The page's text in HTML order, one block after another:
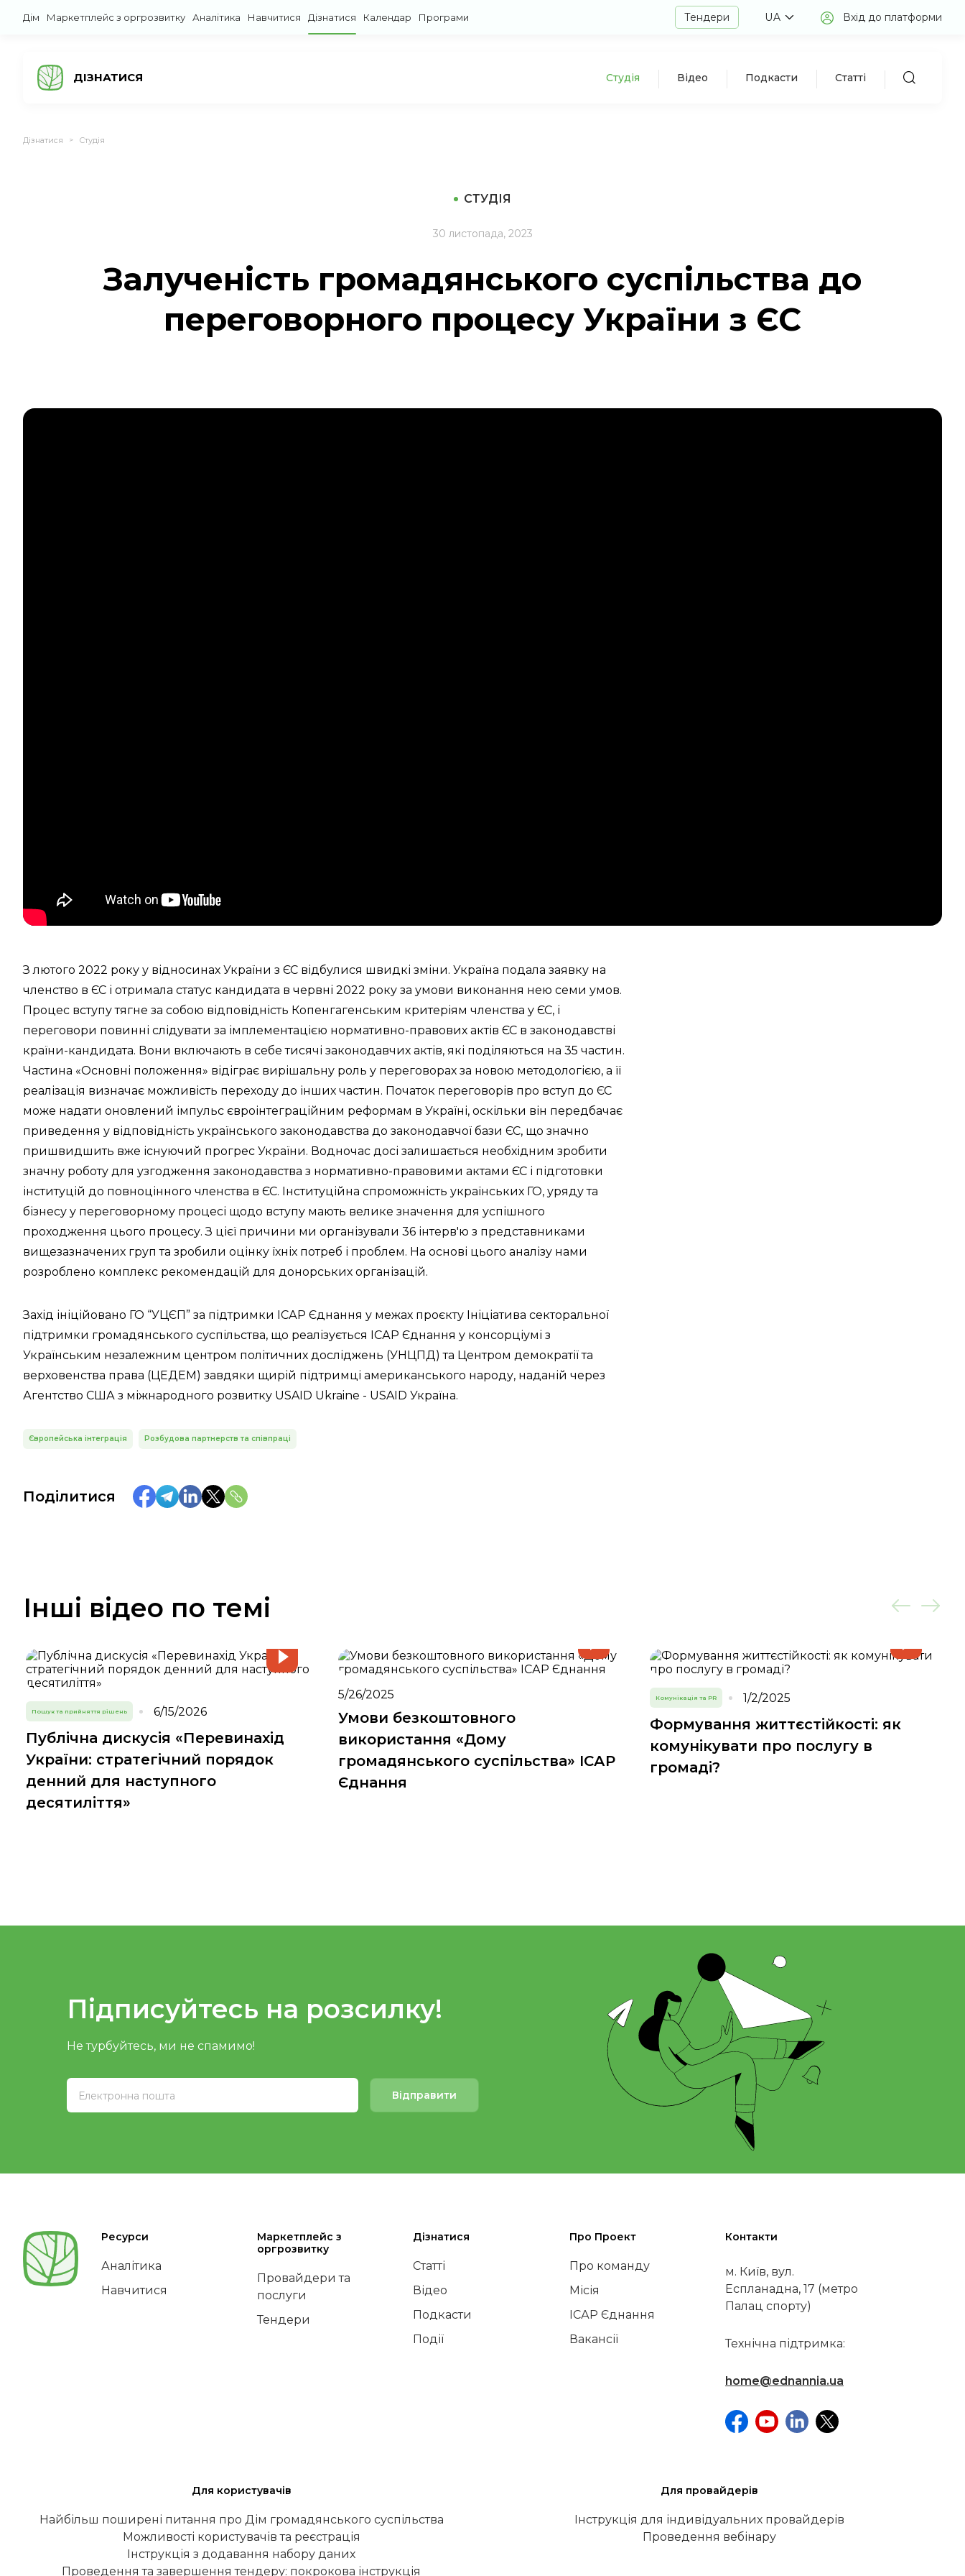
Дім Маркетплейс з оргрозвитку Аналітика Навчитися Дізнатися Календар Програми Тендери UA Вхід до платформи
ДІЗНАТИСЯ Студія Відео Подкасти Статті
Дізнатися > Студія
СТУДІЯ
30 листопада, 2023
Залученість громадянського суспільства до
переговорного процесу України з ЄС
З лютого 2022 року у відносинах України з ЄС відбулися швидкі зміни. Україна подала заявку на
членство в ЄС і отримала статус кандидата в червні 2022 року за умови виконання нею семи умов.
Процес вступу тягне за собою відповідність Копенгагенським критеріям членства у ЄС, і
переговори повинні слідувати за імплементацією нормативно-правових актів ЄС в законодавстві
країни-кандидата. Вони включають в себе тисячі законодавчих актів, які поділяються на 35 частин.
Частина «Основні положення» відіграє вирішальну роль у переговорах за новою методологією, а її
реалізація визначає можливість переходу до інших частин. Початок переговорів про вступ до ЄС
може надати оновлений імпульс євроінтеграційним реформам в Україні, оскільки він передбачає
приведення у відповідність українського законодавства до законодавчої бази ЄС, що значно
пришвидшить вже існуючий прогрес України. Водночас досі залишається необхідним зробити
значну роботу для узгодження законодавства з нормативно-правовими актами ЄС і підготовки
інституцій до повноцінного членства в ЄС. Інституційна спроможність українських ГО, уряду та
бізнесу у переговорному процесі щодо вступу мають велике значення для успішного
проходження цього процесу. З цієї причини ми організували 36 інтерв'ю з представниками
вищезазначених груп та зробили оцінку їхніх потреб і проблем. На основі цього аналізу нами
розроблено комплекс рекомендацій для донорських організацій.
Захід ініційовано ГО “УЦЄП” за підтримки ІСАР Єднання у межах проєкту Ініціатива секторальної
підтримки громадянського суспільства, що реалізується ІСАР Єднання у консорціумі з
Українським незалежним центром політичних досліджень (УНЦПД) та Центром демократії та
верховенства права (ЦЕДЕМ) завдяки щирій підтримці американського народу, наданій через
Агентство США з міжнародного розвитку USAID Ukraine - USAID Україна.
Європейська інтеграція Розбудова партнерств та співпраці
Поділитися
Інші відео по темі
Пошук та прийняття рішень 6/15/2026
Публічна дискусія «Перевинахід
України: стратегічний порядок
денний для наступного
десятиліття»
5/26/2025
Умови безкоштовного
використання «Дому
громадянського суспільства» ІСАР
Єднання
Комунікація та PR 1/2/2025
Формування життєстійкості: як
комунікувати про послугу в
громаді?
Підписуйтесь на розсилку!
Не турбуйтесь, ми не спамимо!
Відправити
Ресурси
Аналітика
Навчитися
Маркетплейс з
оргрозвитку
Провайдери та
послуги
Тендери
Дізнатися
Статті
Відео
Подкасти
Події
Про Проект
Про команду
Місія
ІСАР Єднання
Вакансії
Контакти
м. Київ, вул.
Еспланадна, 17 (метро
Палац спорту)
Технічна підтримка:
home@ednannia.ua
Для користувачів
Найбільш поширені питання про Дім громадянського суспільства
Можливості користувачів та реєстрація
Інструкція з додавання набору даних
Проведення та завершення тендеру: покрокова інструкція
Для провайдерів
Інструкція для індивідуальних провайдерів
Проведення вебінару